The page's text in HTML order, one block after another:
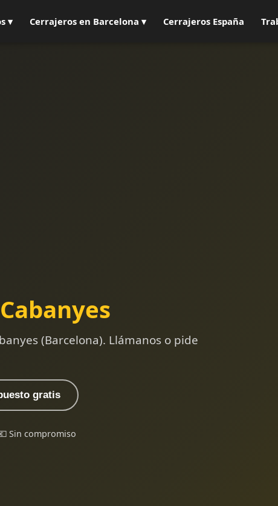
▾ Cerrajeros en Barcelona ▾ Cerrajeros España
(Barcelona). Llámanos o pide
gratis
Sin compromiso